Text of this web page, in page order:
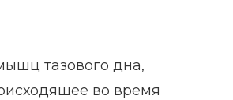
тазового дна,
во время